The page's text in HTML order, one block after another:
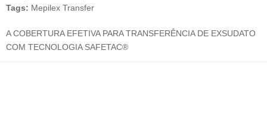
A COBERTURA EFETIVA PARA TRANSFERÊNCIA DE EXSUDATO
COM TECNOLOGIA SAFETAC®
Tags: Mepilex Transfer